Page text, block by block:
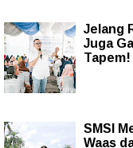
Jelang
Juga
Tapem!
SMSI
Waas